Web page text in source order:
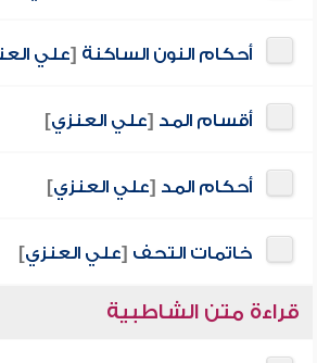
أحكام النون الساكنة [علي
أقسام المد [علي العنزي]
أحكام المد [علي العنزي]
خاتمات التحف [علي العنزي]
قراءة متن الشاطبية